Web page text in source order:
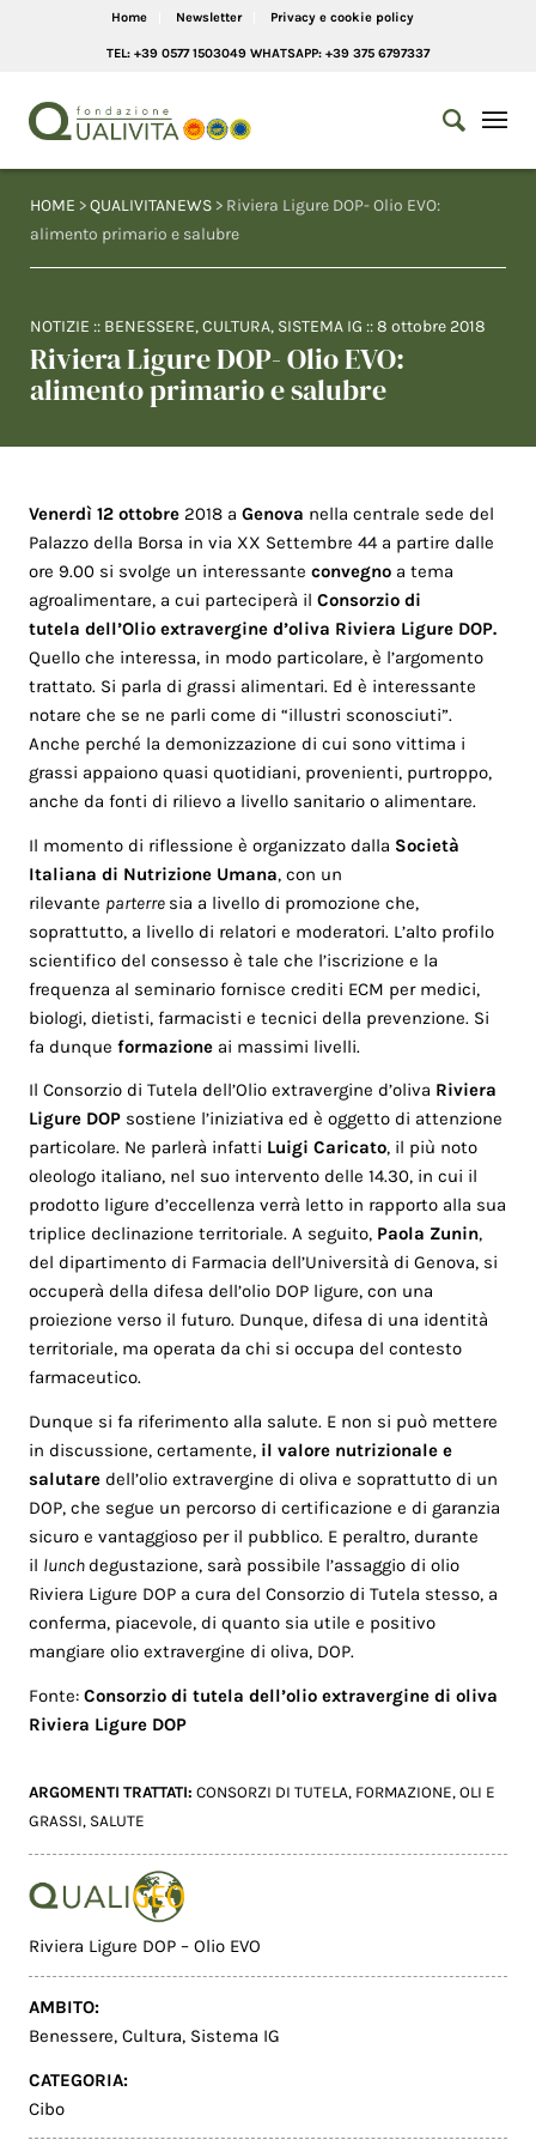
Home Newsletter Privacy e cookie policy
TEL: +39 0577 1503049 WHATSAPP: +39 375 6797337
HOME >QUALIVITANEWS > Riviera Ligure DOP- Olio EVO:
alimento primario e salubre
NOTIZIE :: BENESSERE,CULTURA, SISTEMA IG ::8 ottobre 2018
Riviera Ligure DOP- Olio EVO:
alimento primario e salubre
Venerdì 12 ottobre 2018 a Genova nella centrale sede del
Palazzo della Borsa in via XX Settembre 44 a partire dalle
ore 9.00 si svolge un interessante convegno a tema
agroalimentare, a cui parteciperà ilConsorzio di
tutela dell’Olio extravergine d’oliva Riviera Ligure DOP.
Quello che interessa, in modo particolare, è l’argomento
trattato. Si parla di grassi alimentari. Ed è interessante
notare che se ne parli come di “illustri sconosciuti”.
Anche perché la demonizzazione di cui sono vittima i
grassi appaiono quasi quotidiani, provenienti, purtroppo,
anche da fonti di rilievo a livello sanitario o alimentare.
Il momento di riflessione è organizzato dalla Società
Italiana di Nutrizione Umana, con un
rilevante parterre sia a livello di promozione che,
soprattutto, a livello di relatori e moderatori. L’alto profilo
scientifico del consesso è tale che l’iscrizione e la
frequenza al seminario fornisce crediti ECM per medici,
biologi, dietisti, farmacisti e tecnici della prevenzione. Si
fa dunqueformazione ai massimi livelli.
Il Consorzio di Tutela dell’Olio extravergine d’oliva Riviera
Ligure DOP sostiene l’iniziativa ed è oggetto di attenzione
particolare. Ne parlerà infatti Luigi Caricato, il più noto
oleologo italiano, nel suo intervento delle 14.30, in cui il
prodotto ligure d’eccellenza verrà letto in rapporto alla sua
triplice declinazione territoriale. A seguito, Paola Zunin,
del dipartimento di Farmacia dell’Università di Genova, si
occuperà della difesa dell’olio DOP ligure, con una
proiezione verso il futuro. Dunque, difesa di una identità
territoriale, ma operata da chi si occupa del contesto
farmaceutico.
Dunque si fa riferimento alla salute. E non si può mettere
in discussione, certamente, il valore nutrizionale e
salutare dell’olio extravergine di oliva e soprattutto di un
DOP, che segue un percorso di certificazione e di garanzia
sicuro e vantaggioso per il pubblico. E peraltro, durante
il lunch degustazione, sarà possibile l’assaggio di olio
Riviera Ligure DOP a cura del Consorzio di Tutela stesso, a
conferma, piacevole, di quanto sia utile e positivo
mangiare olio extravergine di oliva, DOP.
Fonte:Consorzio di tutela dell’olio extravergine di oliva
Riviera Ligure DOP
ARGOMENTI TRATTATI:CONSORZI DI TUTELA, FORMAZIONE,OLI E
GRASSI, SALUTE
Riviera Ligure DOP – Olio EVO
AMBITO:
Benessere,Cultura, Sistema IG
CATEGORIA:
Cibo